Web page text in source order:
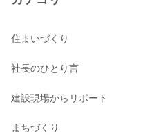
住まいづくり
社長のひとり言
建設現場からリポート
まちづくり